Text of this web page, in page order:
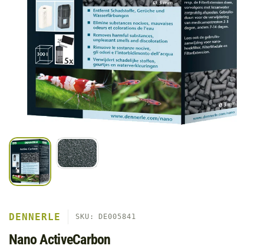
DENNERLE SKU: DE005841
Nano ActiveCarbon